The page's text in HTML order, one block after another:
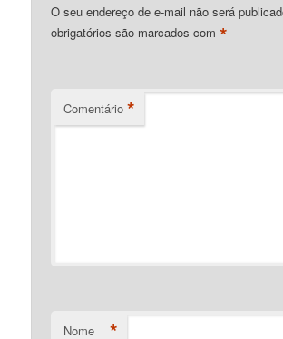
O seu endereço de e-mail não será
obrigatórios são marcados com*
Comentário *
Nome *